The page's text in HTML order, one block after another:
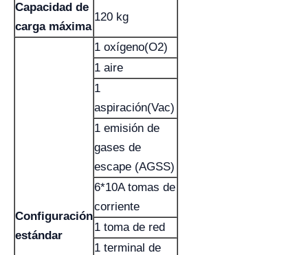
Capacidad de
carga máxima
120 kg
Configuración
estándar
1 oxígeno(O2)
1 aire
1
aspiración(Vac)
1 emisión de
gases de
escape (AGSS)
6*10A tomas de
corriente
1 toma de red
1 terminal de